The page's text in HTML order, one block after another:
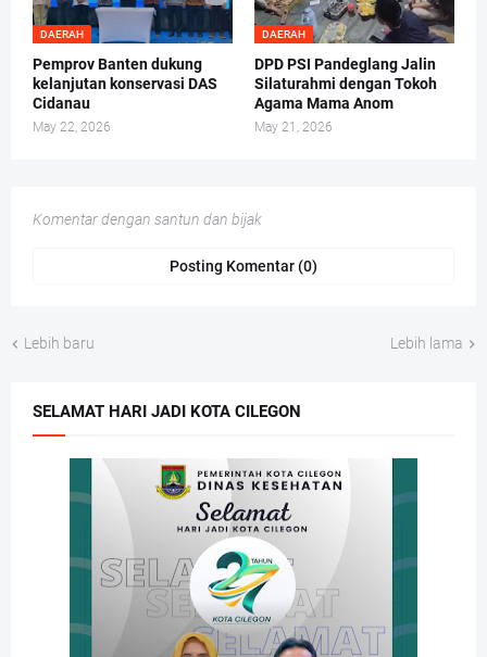
DAERAH
Pemprov Banten dukung
kelanjutan konservasi DAS
Cidanau
May 22, 2026
DAERAH
DPD PSI Pandeglang Jalin
Silaturahmi dengan Tokoh
Agama Mama Anom
May 21, 2026
Komentar dengan santun dan bijak
Posting Komentar (0)
Lebih baru Lebih lama
SELAMAT HARI JADI KOTA CILEGON